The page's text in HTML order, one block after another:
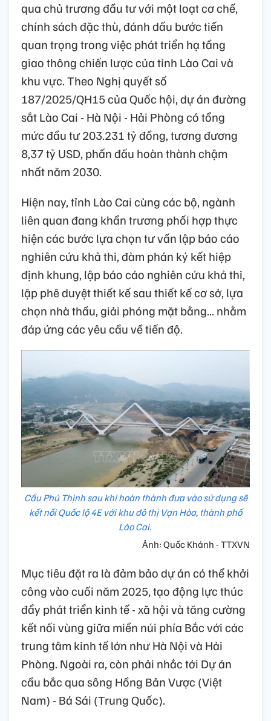
qua chủ trương đầu tư với một loạt cơ chế,
chính sách đặc thù, đánh dấu bước tiến
quan trọng trong việc phát triển hạ tầng
giao thông chiến lược của tỉnh Lào Cai và
khu vực. Theo Nghị quyết số
187/2025/QH15 của Quốc hội, dự án đường
sắt Lào Cai - Hà Nội - Hải Phòng có tổng
mức đầu tư 203.231 tỷ đồng, tương đương
8,37 tỷ USD, phấn đấu hoàn thành chậm
nhất năm 2030.
Hiện nay, tỉnh Lào Cai cùng các bộ, ngành
liên quan đang khẩn trương phối hợp thực
hiện các bước lựa chọn tư vấn lập báo cáo
nghiên cứu khả thi, đàm phán ký kết hiệp
định khung, lập báo cáo nghiên cứu khả thi,
lập phê duyệt thiết kế sau thiết kế cơ sở, lựa
chọn nhà thầu, giải phóng mặt bằng… nhằm
đáp ứng các yêu cầu về tiến độ.
Cầu Phú Thịnh sau khi hoàn thành đưa vào sử dụng sẽ
kết nối Quốc lộ 4E với khu đô thị Vạn Hòa, thành phố
Lào Cai.
Ảnh: Quốc Khánh - TTXVN
Mục tiêu đặt ra là đảm bảo dự án có thể khởi
công vào cuối năm 2025, tạo động lực thúc
đẩy phát triển kinh tế - xã hội và tăng cường
kết nối vùng giữa miền núi phía Bắc với các
trung tâm kinh tế lớn như Hà Nội và Hải
Phòng. Ngoài ra, còn phải nhắc tới Dự án
cầu bắc qua sông Hồng Bản Vược (Việt
Nam) - Bá Sái (Trung Quốc).